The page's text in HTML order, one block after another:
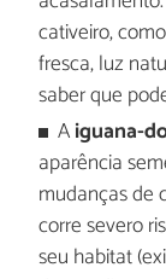
cativeiro,
fresca, luz
saber que
Aiguana-
aparência
mudanças de
corre severo
seu habitat